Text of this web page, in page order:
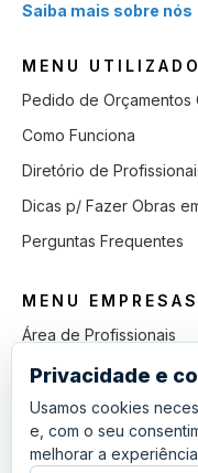
Saiba mais sobre nós
MENU
Pedido de Orçamentos
Como Funciona
Diretório de
Dicas p/ Fazer Obras
Perguntas Frequentes
MENU EMPRESAS
Área de Profissionais
Como Funciona
Lista de Pedidos em
Como Ganhar mais
Privacidade e
Usamos cookies
e, com o seu
melhorar a